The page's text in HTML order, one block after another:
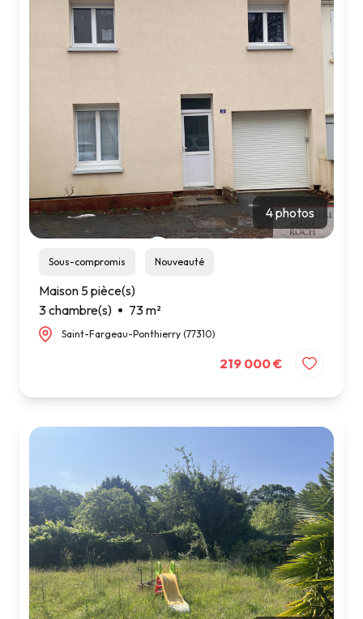
4 photos
Sous-compromis Nouveauté
Maison 5 pièce(s)
3 chambre(s)
73 m²
Saint-Fargeau-Ponthierry (77310)
219 000 €